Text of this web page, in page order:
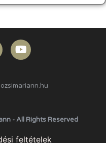
- All Rights Reserved
feltételek